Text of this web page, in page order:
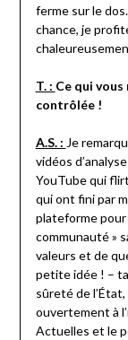
ferme sur le
chance, je
T. : Ce qui
contrôlée !
A.S. : Je
vidéos
YouTube qui
qui ont fini par
plateforme pour
communauté »
valeurs et de
petite idée ! –
sûreté de
ouvertement à
Actuelles et le